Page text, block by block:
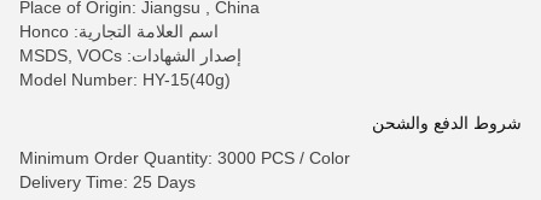
Place of Origin: Jiangsu , China
اسم العلامة التجارية: Honco
إصدار الشهادات: MSDS, VOCs
Model Number: HY-15(40g)
شروط الدفع والشحن
Minimum Order Quantity: 3000 PCS / Color
Delivery Time: 25 Days